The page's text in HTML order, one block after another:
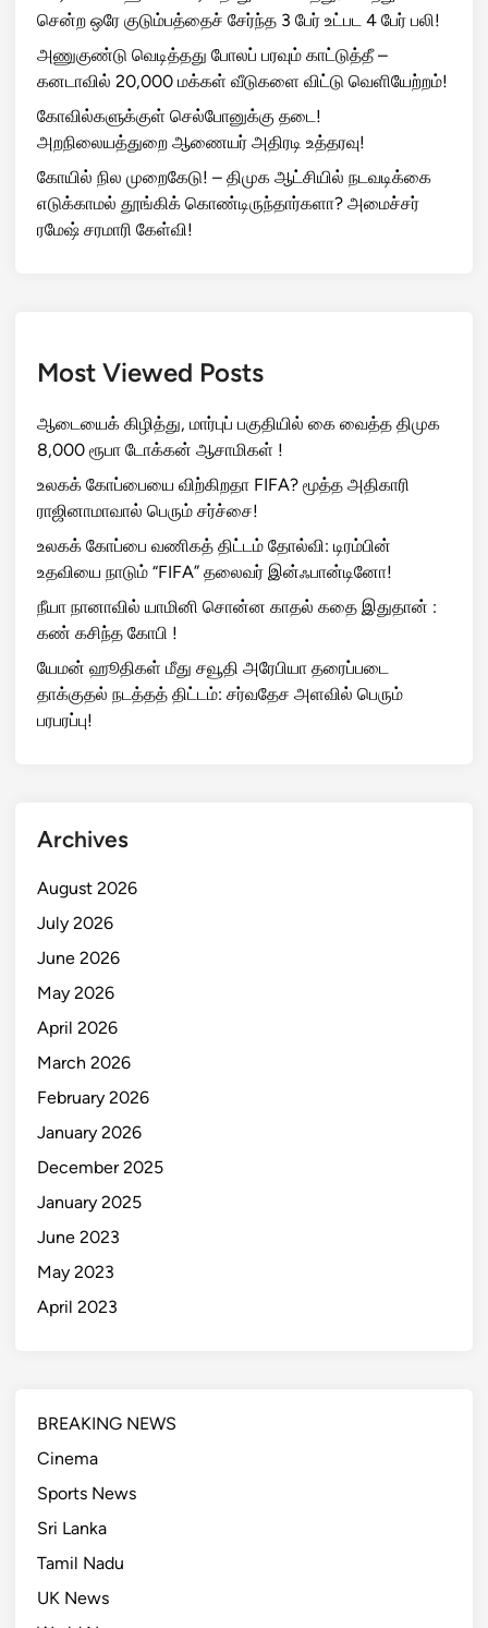
சென்ற ஒரே குடும்பத்தைச் சேர்ந்த 3 பேர் உட்பட 4 பேர் பலி!
அணுகுண்டு வெடித்தது போலப் பரவும் காட்டுத்தீ –
கனடாவில் 20,000 மக்கள் வீடுகளை விட்டு வெளியேற்றம்!
கோவில்களுக்குள் செல்போனுக்கு தடை!
அறநிலையத்துறை ஆணையர் அதிரடி உத்தரவு!
கோயில் நில முறைகேடு! – திமுக ஆட்சியில் நடவடிக்கை
எடுக்காமல் தூங்கிக் கொண்டிருந்தார்களா? அமைச்சர்
ரமேஷ் சரமாரி கேள்வி!
Most Viewed Posts
ஆடையைக் கிழித்து, மார்புப் பகுதியில் கை வைத்த திமுக
8,000 ரூபா டோக்கன் ஆசாமிகள் !
உலகக் கோப்பையை விற்கிறதா FIFA? மூத்த அதிகாரி
ராஜினாமாவால் பெரும் சர்ச்சை!
உலகக் கோப்பை வணிகத் திட்டம் தோல்வி: டிரம்பின்
உதவியை நாடும் “FIFA” தலைவர் இன்ஃபான்டினோ!
நீயா நானாவில் யாமினி சொன்ன காதல் கதை இதுதான் :
கண் கசிந்த கோபி !
யேமன் ஹூதிகள் மீது சவூதி அரேபியா தரைப்படை
தாக்குதல் நடத்தத் திட்டம்: சர்வதேச அளவில் பெரும்
பரபரப்பு!
Archives
August 2026
July 2026
June 2026
May 2026
April 2026
March 2026
February 2026
January 2026
December 2025
January 2025
June 2023
May 2023
April 2023
BREAKING NEWS
Cinema
Sports News
Sri Lanka
Tamil Nadu
UK News